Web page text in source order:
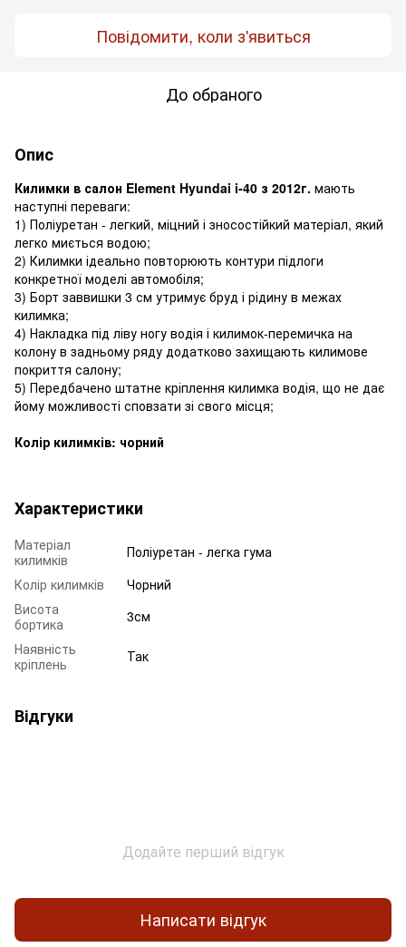
Повідомити, коли з'явиться
До обраного
Опис
Килимки в салон Element Hyundai i-40 з 2012г. мають
наступні переваги:
1) Поліуретан - легкий, міцний і зносостійкий матеріал, який
легко миється водою;
2) Килимки ідеально повторюють контури підлоги
конкретної моделі автомобіля;
3) Борт заввишки 3 см утримує бруд і рідину в межах
килимка;
4) Накладка під ліву ногу водія і килимок-перемичка на
колону в задньому ряду додатково захищають килимове
покриття салону;
5) Передбачено штатне кріплення килимка водія, що не дає
йому можливості сповзати зі свого місця;
Колір килимків: чорний
Характеристики
Матеріал
килимків
Поліуретан - легка гума
Колір килимків
Чорний
Висота
бортика
3см
Наявність
кріплень
Так
Відгуки
Додайте перший відгук
Написати відгук